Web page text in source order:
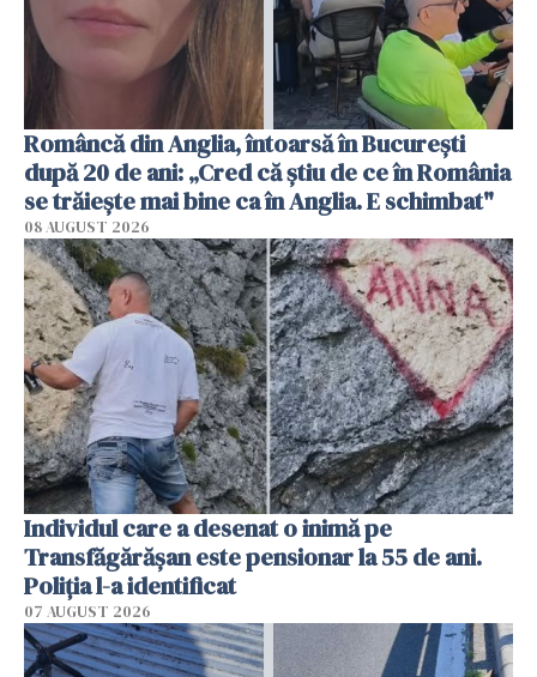
Româncă din Anglia, întoarsă în București
după 20 de ani: „Cred că știu de ce în România
se trăiește mai bine ca în Anglia. E schimbat"
08 AUGUST 2026
Individul care a desenat o inimă pe
Transfăgărășan este pensionar la 55 de ani.
Poliția l-a identificat
07 AUGUST 2026